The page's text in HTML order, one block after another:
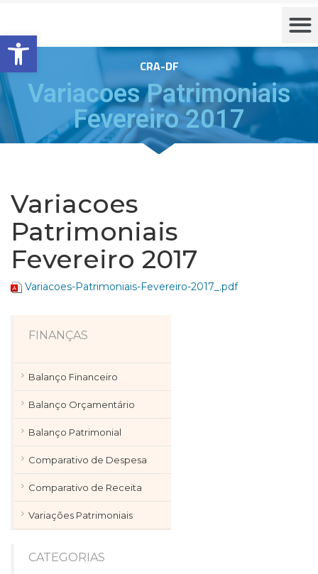
Barra de Ferramentas Aberta
CRA-DF
Variacoes Patrimoniais
Fevereiro 2017
Variacoes
Patrimoniais
Fevereiro 2017
Variacoes-Patrimoniais-Fevereiro-2017_.pdf
FINANÇAS
Balanço Financeiro
Balanço Orçamentário
Balanço Patrimonial
Comparativo de Despesa
Comparativo de Receita
Variações Patrimoniais
CATEGORIAS